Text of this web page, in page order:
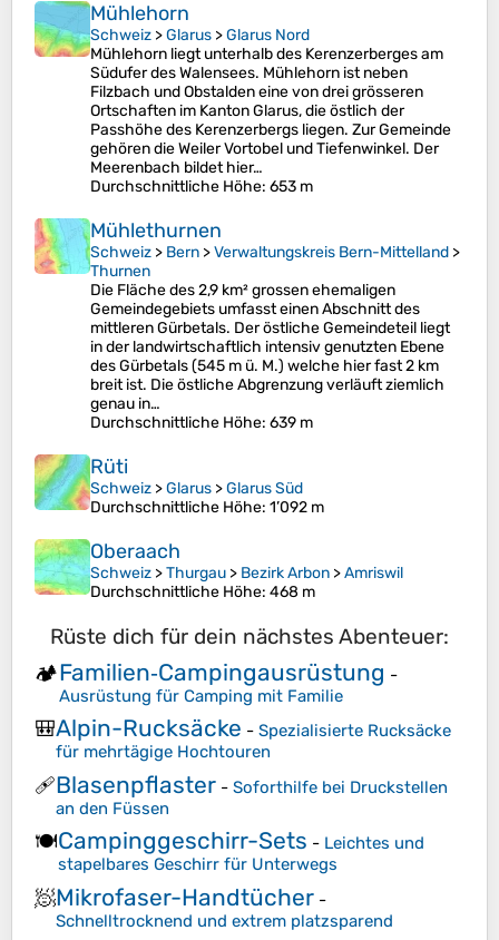
Mühlehorn
Schweiz >Glarus >Glarus Nord
Mühlehorn liegt unterhalb des Kerenzerberges am
Südufer des Walensees. Mühlehorn ist neben
Filzbach und Obstalden eine von drei grösseren
Ortschaften im Kanton Glarus, die östlich der
Passhöhe des Kerenzerbergs liegen. Zur Gemeinde
gehören die Weiler Vortobel und Tiefenwinkel. Der
Meerenbach bildet hier…
Durchschnittliche Höhe: 653 m
Mühlethurnen
Schweiz > Bern >Verwaltungskreis Bern-Mittelland >
Thurnen
Die Fläche des 2,9 km² grossen ehemaligen
Gemeindegebiets umfasst einen Abschnitt des
mittleren Gürbetals. Der östliche Gemeindeteil liegt
in der landwirtschaftlich intensiv genutzten Ebene
des Gürbetals (545 m ü. M.) welche hier fast 2 km
breit ist. Die östliche Abgrenzung verläuft ziemlich
genau in…
Durchschnittliche Höhe: 639 m
Rüti
Schweiz >Glarus >Glarus Süd
Durchschnittliche Höhe: 1’092 m
Oberaach
Schweiz >Thurgau > Bezirk Arbon >Amriswil
Durchschnittliche Höhe: 468 m
Rüste dich für dein nächstes Abenteuer:
🏕️Familien‑Campingausrüstung -
Ausrüstung für Camping mit Familie
🎒Alpin-Rucksäcke - Spezialisierte Rucksäcke
für mehrtägige Hochtouren
🩹Blasenpflaster - Soforthilfe bei Druckstellen
an den Füssen
🍽️Campinggeschirr-Sets - Leichtes und
stapelbares Geschirr für Unterwegs
🧖Mikrofaser-Handtücher -
Schnelltrocknend und extrem platzsparend